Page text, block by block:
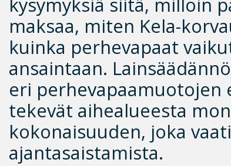
maksaa, miten Kela-
kuinka perhevapaat
ansaintaan.
eri
tekevät aihealueesta
kokonaisuuden, joka
ajantasaistamista.